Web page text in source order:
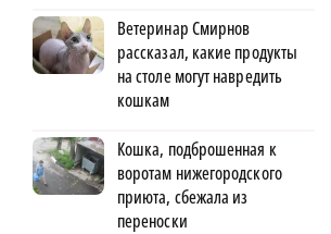
Ветеринар Смирнов
рассказал, какие продукты
на столе могут навредить
кошкам
Кошка, подброшенная к
воротам нижегородского
приюта, сбежала из
переноски